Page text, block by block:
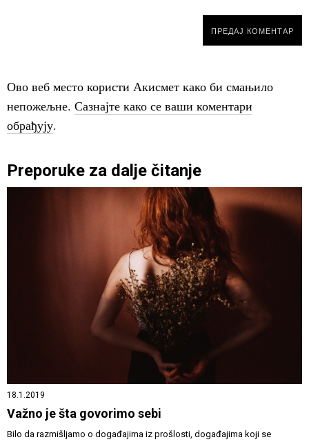
Ово веб место користи Акисмет како би смањило
непожељне. Сазнајте како се ваши коментари
обрађују.
Preporuke za dalje čitanje
18.1.2019
Važno je šta govorimo sebi
Bilo da razmišljamo o događajima iz prošlosti, događajima koji se